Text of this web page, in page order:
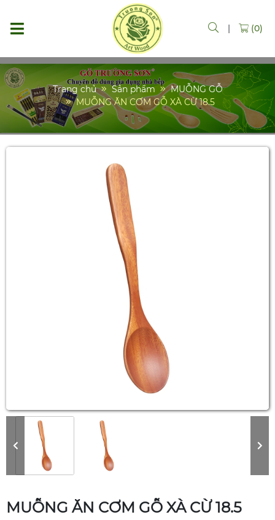
| (0)
Trang chủ Sản phẩm
MUỖNG GỖ
MUỖNG ĂN CƠM GỖ XÀ CỪ 18.5
MUỖNG ĂN CƠM GỖ XÀ CỪ 18.5